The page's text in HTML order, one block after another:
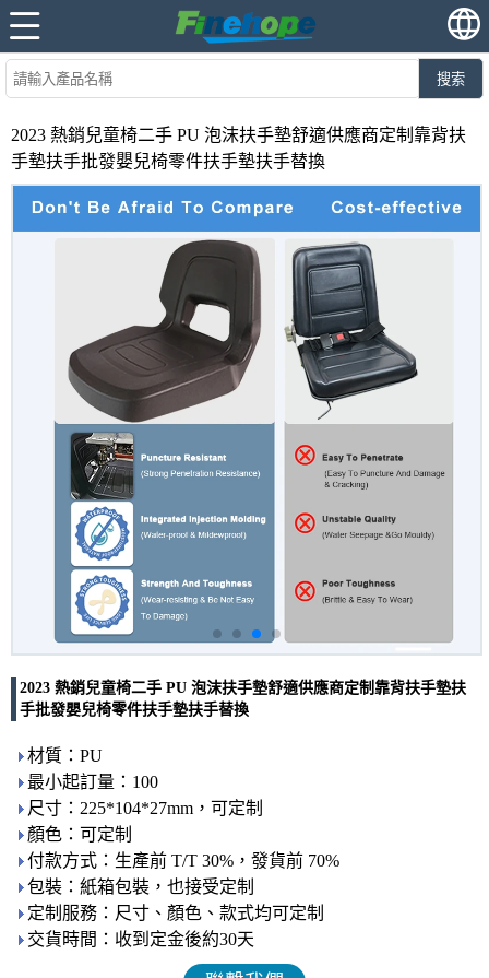
搜索
2023 熱銷兒童椅二手 PU 泡沫扶手墊舒適供應商定制靠背扶
手墊扶手批發嬰兒椅零件扶手墊扶手替換
2023 熱銷兒童椅二手 PU 泡沫扶手墊舒適供應商定制靠背扶手墊扶
手批發嬰兒椅零件扶手墊扶手替換
材質：PU
最小起訂量：100
尺寸：225*104*27mm，可定制
顏色：可定制
付款方式：生產前 T/T 30%，發貨前 70%
包裝：紙箱包裝，也接受定制
定制服務：尺寸、顏色、款式均可定制
交貨時間：收到定金後約30天